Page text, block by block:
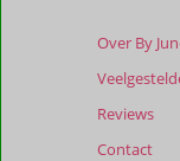
in
Tarajal
Over By
Reviews
Contact